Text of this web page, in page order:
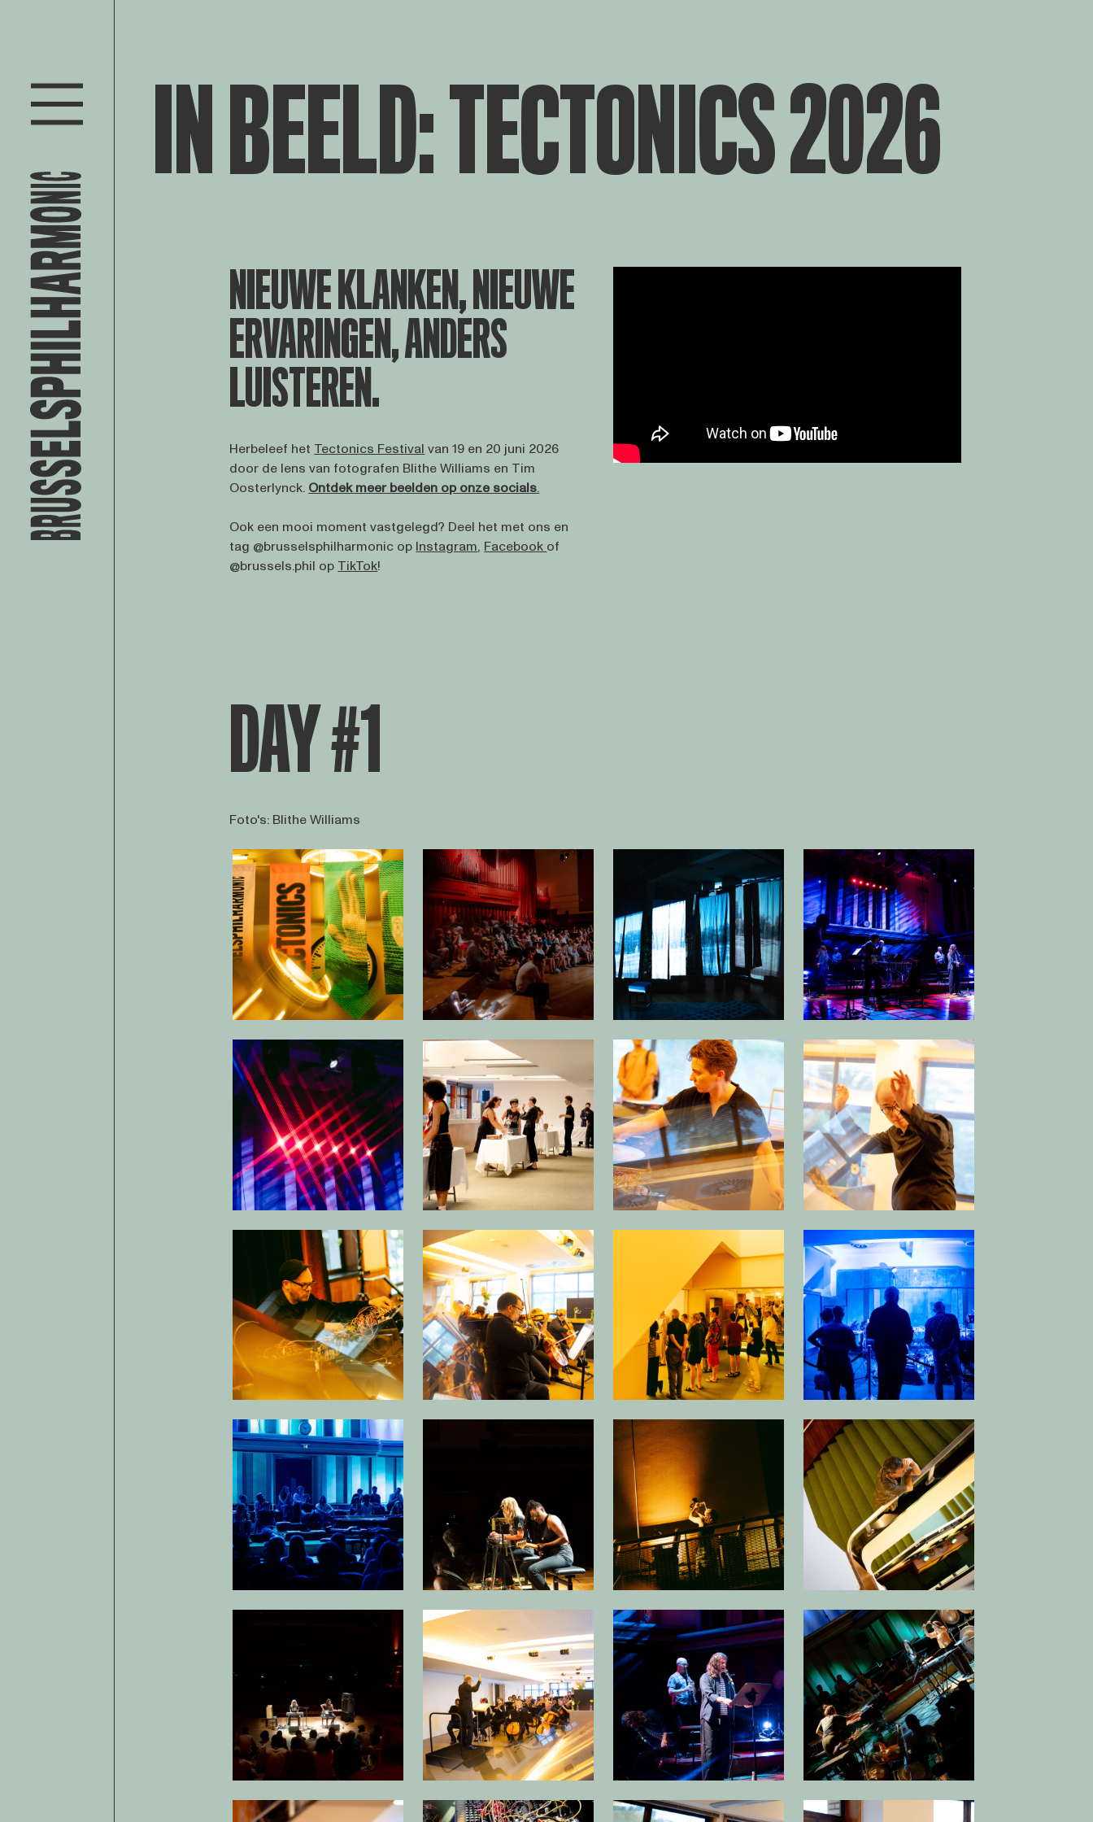
IN BEELD: TECTONICS 2026
NIEUWE KLANKEN, NIEUWE
ERVARINGEN, ANDERS
LUISTEREN.
Herbeleef het Tectonics Festival van 19 en 20 juni 2026
door de lens van fotografen Blithe Williams en Tim
Oosterlynck. Ontdek meer beelden op onze socials.
Ook een mooi moment vastgelegd? Deel het met ons en
tag @brusselsphilharmonic op Instagram, Facebook of
@brussels.phil op TikTok!
DAY #1
Foto's: Blithe Williams
Open afbeelding in popup
Open afbeelding in popup Open afbeelding in popup Open afbeelding in popup
Open afbeelding in popup Open afbeelding in popup Open afbeelding in popup Open afbeelding in popup
Open afbeelding in popup Open afbeelding in popup Open afbeelding in popup Open afbeelding in popup
Open afbeelding in popup Open afbeelding in popup Open afbeelding in popup Open afbeelding in popup
Open afbeelding in popup Open afbeelding in popup Open afbeelding in popup Open afbeelding in popup
Open afbeelding in popup Open afbeelding in popup Open afbeelding in popup Open afbeelding in popup